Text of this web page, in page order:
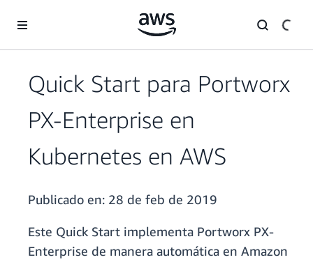
Quick Start para Portworx
PX-Enterprise en
Kubernetes en AWS
Publicado en: 28 de feb de 2019
Este Quick Start implementa Portworx PX-
Enterprise de manera automática en Amazon